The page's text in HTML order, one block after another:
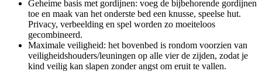
Geheime basis met gordijnen: voeg de bijbehorende gordijnen
toe en maak van het onderste bed een knusse, speelse hut.
Privacy, verbeelding en spel worden zo moeiteloos
gecombineerd.
Maximale veiligheid: het bovenbed is rondom voorzien van
veiligheidshouders/leuningen op alle vier de zijden, zodat je
kind veilig kan slapen zonder angst om eruit te vallen.